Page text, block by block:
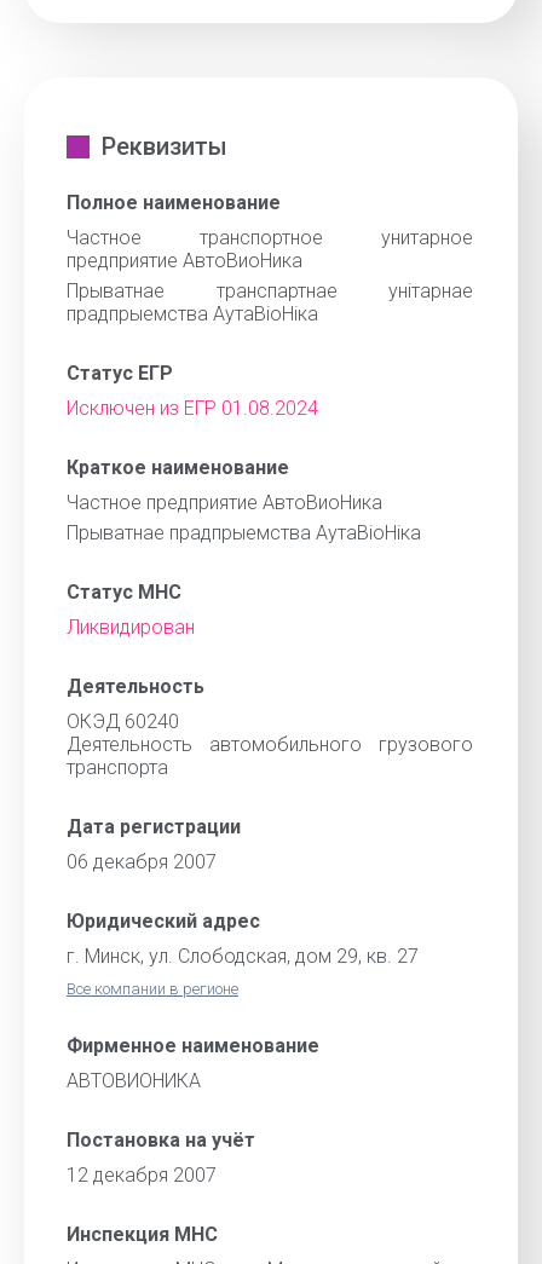
Реквизиты
Полное наименование
Частное транспортное унитарное
предприятие АвтоВиоНика
Прыватнае транспартнае унiтарнае
прадпрыемства АутаВiоНiка
Статус ЕГР
Исключен из ЕГР 01.08.2024
Краткое наименование
Частное предприятие АвтоВиоНика
Прыватнае прадпрыемства АутаВiоНiка
Статус МНС
Ликвидирован
Деятельность
ОКЭД 60240
Деятельность автомобильного грузового
транспорта
Дата регистрации
06 декабря 2007
Юридический адрес
г. Минск, ул. Слободская, дом 29, кв. 27
Все компании в регионе
Фирменное наименование
АВТОВИОНИКА
Постановка на учёт
12 декабря 2007
Инспекция МНС